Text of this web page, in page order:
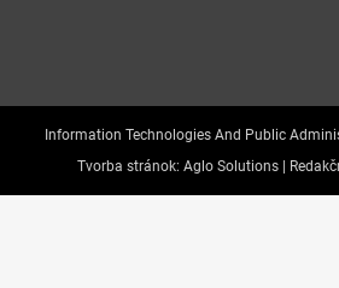
Information Technologies And Public
Tvorba stránok: Aglo Solutions |